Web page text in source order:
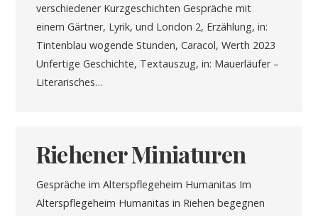
verschiedener Kurzgeschichten Gespräche mit
einem Gärtner, Lyrik, und London 2, Erzählung, in:
Tintenblau wogende Stunden, Caracol, Werth 2023
Unfertige Geschichte, Textauszug, in: Mauerläufer –
Literarisches…
Riehener Miniaturen
Gespräche im Alterspflegeheim Humanitas Im
Alterspflegeheim Humanitas in Riehen begegnen